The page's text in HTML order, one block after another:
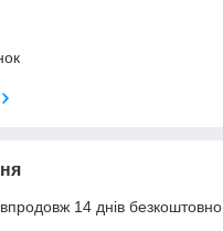
14 днів безкоштовно